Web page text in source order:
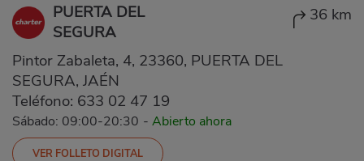
PUERTA DEL
SEGURA
36 km
Pintor Zabaleta, 4, 23360, PUERTA DEL
SEGURA, JAÉN
Teléfono: 633 02 47 19
Sábado: 09:00-20:30 - Abierto ahora
VER FOLLETO DIGITAL